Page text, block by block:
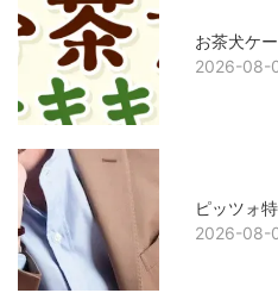
お茶犬ケ
2026-08-
ピッツォ
2026-08-